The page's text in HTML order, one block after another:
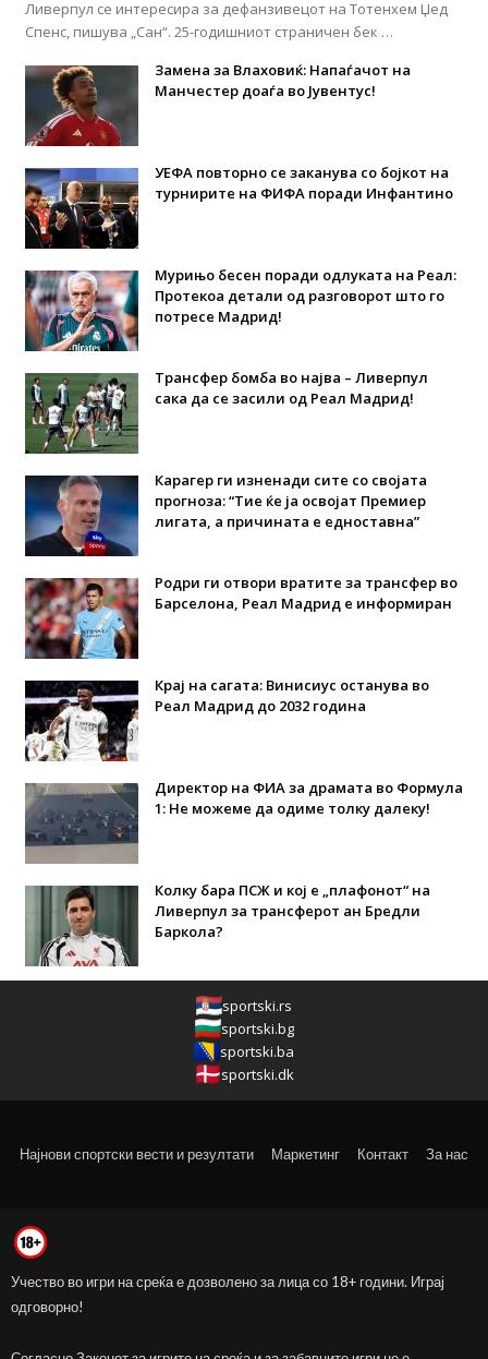
Ливерпул се интересира за дефанзивецот на Тотенхем Џед
Спенс, пишува „Сан“. 25-годишниот страничен бек …
Замена за Влаховиќ: Напаѓачот на
Манчестер доаѓа во Јувентус!
УЕФА повторно се заканува со бојкот на
турнирите на ФИФА поради Инфантино
Мурињо бесен поради одлуката на Реал:
Протекоа детали од разговорот што го
потресе Мадрид!
Трансфер бомба во најва – Ливерпул
сака да се засили од Реал Мадрид!
Карагер ги изненади сите со својата
прогноза: “Тие ќе ја освојат Премиер
лигата, а причината е едноставна”
Родри ги отвори вратите за трансфер во
Барселона, Реал Мадрид е информиран
Крај на сагата: Винисиус останува во
Реал Мадрид до 2032 година
Директор на ФИА за драмата во Формула
1: Не можеме да одиме толку далеку!
Колку бара ПСЖ и кој е „плафонот“ на
Ливерпул за трансферот ан Бредли
Баркола?
sportski.rs
sportski.bg
sportski.ba
sportski.dk
Најнови спортски вести и резултати Маркетинг Контакт За нас
Учество во игри на среќа е дозволено за лица со 18+ години. Играј
одговорно!